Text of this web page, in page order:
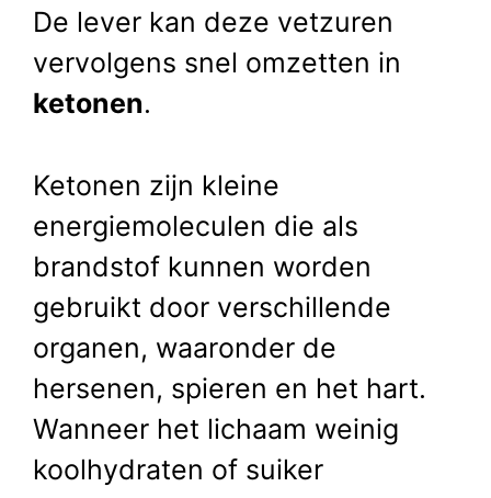
De lever kan deze vetzuren
vervolgens snel omzetten in
ketonen.
Ketonen zijn kleine
energiemoleculen die als
brandstof kunnen worden
gebruikt door verschillende
organen, waaronder de
hersenen, spieren en het hart.
Wanneer het lichaam weinig
koolhydraten of suiker